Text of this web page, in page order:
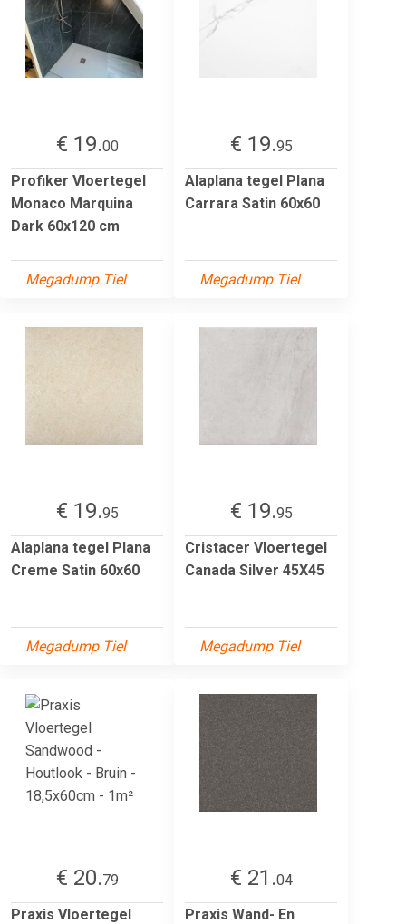
€ 19.00
Profiker Vloertegel
Monaco Marquina
Dark 60x120 cm
Megadump Tiel
€ 19.95
Alaplana tegel Plana
Carrara Satin 60x60
Megadump Tiel
€ 19.95
Alaplana tegel Plana
Creme Satin 60x60
Megadump Tiel
€ 19.95
Cristacer Vloertegel
Canada Silver 45X45
Megadump Tiel
€ 20.79
Praxis Vloertegel
€ 21.04
Praxis Wand- En